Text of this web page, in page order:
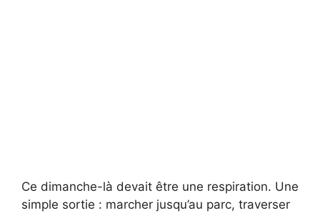
Ce dimanche-là devait être une respiration. Une
simple sortie : marcher jusqu’au parc, traverser